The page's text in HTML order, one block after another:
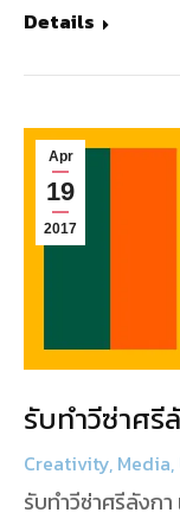
Details
Apr
19
2017
รับทำวีซ่าศรี
Creativity, Media,
รับทำวีซ่าศรีลังก